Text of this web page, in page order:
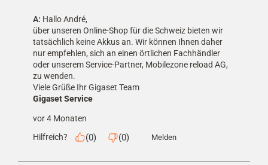
A: Hallo André,
über unseren Online-Shop für die Schweiz bieten wir
tatsächlich keine Akkus an. Wir können Ihnen daher
nur empfehlen, sich an einen örtlichen Fachhändler
oder unserem Service-Partner, Mobilezone reload AG,
zu wenden.
Viele Grüße Ihr Gigaset Team
Gigaset Service
vor 4 Monaten
Hilfreich?
(0) (0) Melden